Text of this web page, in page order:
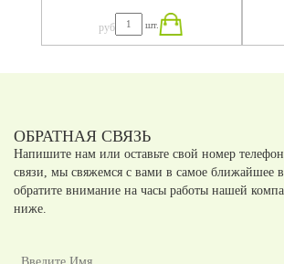
руб шт.
ОБРАТНАЯ СВЯЗЬ
Напишите нам или оставьте свой номер
связи, мы свяжемся с вами в самое ближайшее
обратите внимание на часы работы нашей
ниже.